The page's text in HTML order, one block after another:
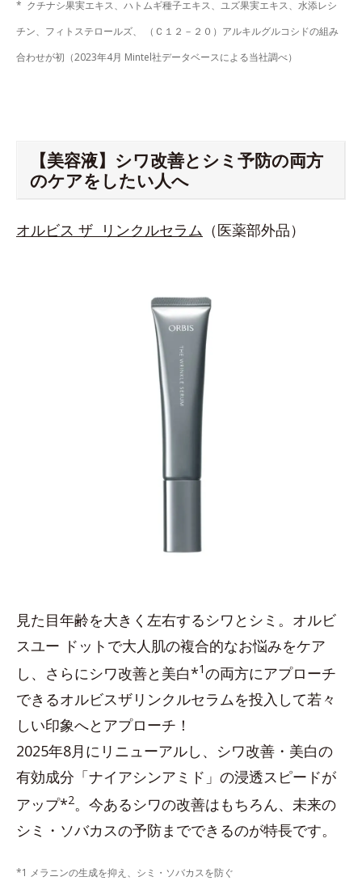
* クチナシ果実エキス、ハトムギ種子エキス、ユズ果実エキス、水添レシ
チン、フィトステロールズ、 （Ｃ１２－２０）アルキルグルコシドの組み
合わせが初（2023年4月 Mintel社データベースによる当社調べ）
【美容液】シワ改善とシミ予防の両方
のケアをしたい人へ
オルビス ザ リンクルセラム （医薬部外品）
見た目年齢を大きく左右するシワとシミ。オルビ
スユー ドットで大人肌の複合的なお悩みをケア
し、さらにシワ改善と美白*1の両方にアプローチ
できるオルビスザリンクルセラムを投入して若々
しい印象へとアプローチ！
2025年8月にリニューアルし、シワ改善・美白の
有効成分「ナイアシンアミド」の浸透スピードが
アップ*2。今あるシワの改善はもちろん、未来の
シミ・ソバカスの予防までできるのが特長です。
*1 メラニンの生成を抑え、シミ・ソバカスを防ぐ